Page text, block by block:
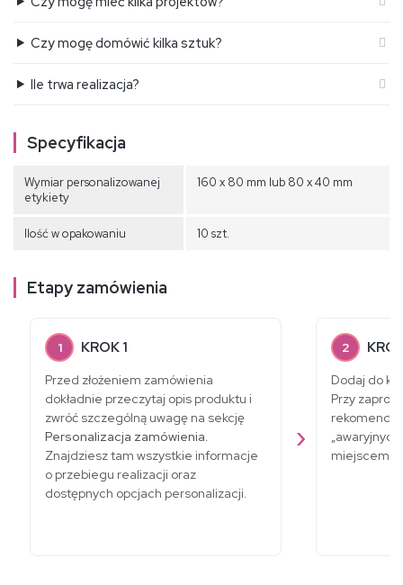
Czy mogę domówić kilka sztuk?
Ile trwa realizacja?
Specyfikacja
Wymiar personalizowanej
etykiety
160 x 80 mm lub 80 x 40 mm
Ilość w opakowaniu 10 szt.
Etapy zamówienia
1 KROK 1
Przed złożeniem zamówienia
dokładnie przeczytaj opis produktu i
zwróć szczególną uwagę na sekcję
Personalizacja zamówienia.
Znajdziesz tam wszystkie informacje
o przebiegu realizacji oraz
dostępnych opcjach personalizacji.
2
Dodaj do
Przy
miejscem